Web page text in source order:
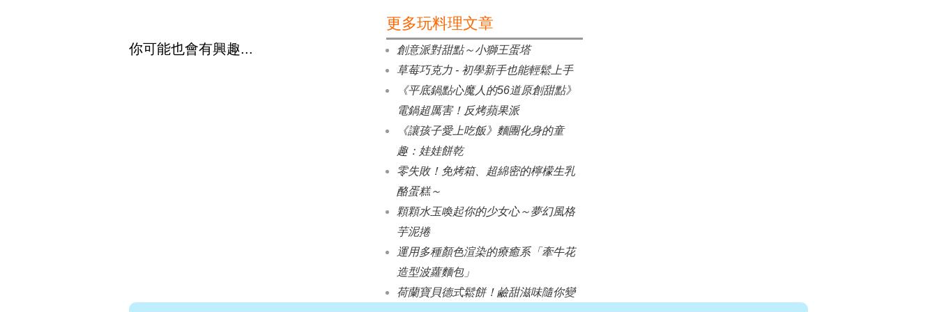
更多玩料理文章
創意派對甜點～小獅王蛋塔
草莓巧克力 - 初學新手也能輕鬆上手
《平底鍋點心魔人的56道原創甜點》
電鍋超厲害！反烤蘋果派
《讓孩子愛上吃飯》麵團化身的童
趣：娃娃餅乾
零失敗！免烤箱、超綿密的檸檬生乳
酪蛋糕～
顆顆水玉喚起你的少女心～夢幻風格
芋泥捲
運用多種顏色渲染的療癒系「牽牛花
造型波蘿麵包」
荷蘭寶貝德式鬆餅！鹼甜滋味隨你變
你可能也會有興趣...